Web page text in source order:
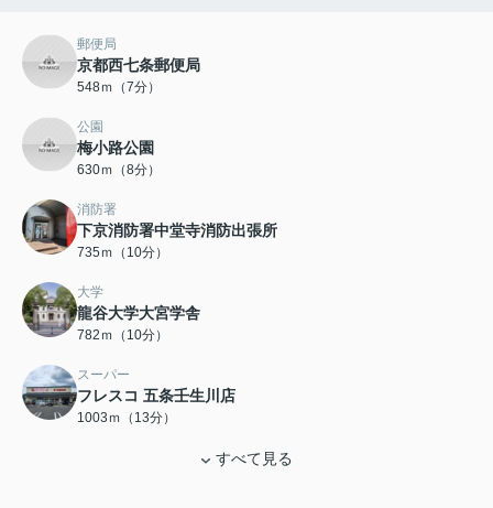
郵便局
京都西七条郵便局
548ｍ（7分）
公園
梅小路公園
630ｍ（8分）
消防署
下京消防署中堂寺消防出張所
735ｍ（10分）
大学
龍谷大学大宮学舎
782ｍ（10分）
スーパー
フレスコ 五条壬生川店
1003ｍ（13分）
すべて見る